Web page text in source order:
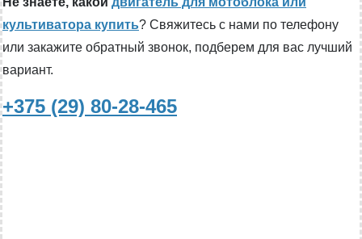
культиватора купить? Свяжитесь с нами по телефону
или закажите обратный звонок, подберем для вас лучший
вариант.
+375 (29) 80-28-465